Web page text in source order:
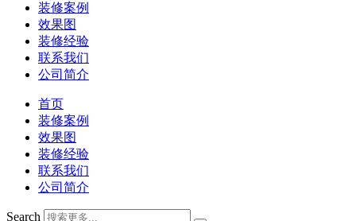
装修案例
效果图
装修经验
联系我们
公司简介
首页
装修案例
效果图
装修经验
联系我们
公司简介
Search